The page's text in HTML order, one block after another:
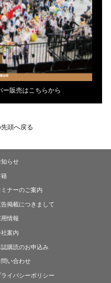
ー販売はこちらから
頭へ戻る
知らせ
ミナーのご案内
告掲載につきまして
情報
案内
購読のお申込み
問い合わせ
ライバシーポリシー